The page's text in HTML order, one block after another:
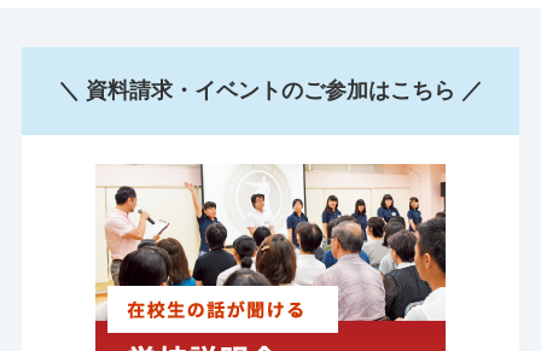
＼ 資料請求・イベントのご参加はこちら ／